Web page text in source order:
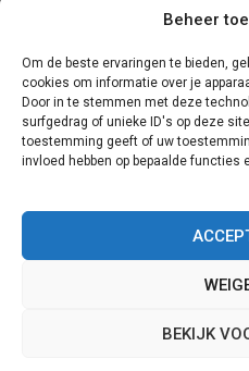
Beheer
Om de beste ervaringen te bieden,
cookies om informatie over je
Door in te stemmen met deze
surfgedrag of unieke ID's op deze
toestemming geeft of uw
invloed hebben op bepaalde functies
BEKIJK
Vormen van terrasaankleding